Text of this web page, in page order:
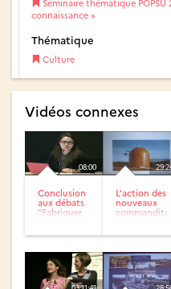
Séminaire thématique
connaissance »
Thématique
Culture
Vidéos connexes
08:00
Conclusion
aux débats
"Fabriquer,
L’action des
nouveaux